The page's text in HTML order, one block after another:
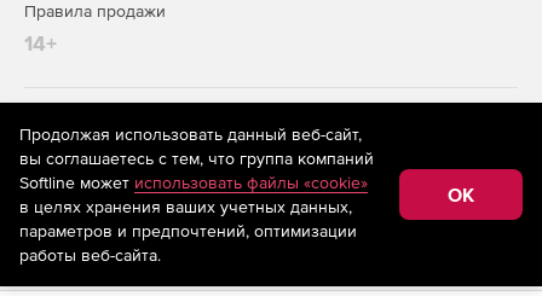
Правила продажи
14+
На информационном ресурсе store.softline.ru применяются
рекомендательные технологии
(информационные технологии
предоставления информации на основе сбора,
систематизации и анализа сведений, относящихся к
предпочтениям пользователей сети «Интернет»,
находящихся на территории Российской Федерации)
Продолжая использовать данный веб-сайт,
вы соглашаетесь с тем, что группа компаний
Softline может использовать файлы «cookie»
в целях хранения ваших учетных данных,
параметров и предпочтений, оптимизации
работы веб-сайта.
OK